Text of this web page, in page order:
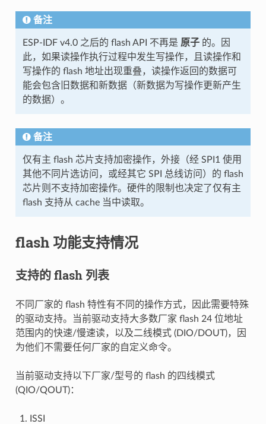
备注
ESP-IDF v4.0 之后的 flash API 不再是 原子的。因
此，如果读操作执行过程中发生写操作，且读操作和
写操作的 flash 地址出现重叠，读操作返回的数据可
能会包含旧数据和新数据（新数据为写操作更新产生
的数据）。
备注
仅有主 flash 芯片支持加密操作，外接（经 SPI1 使用
其他不同片选访问，或经其它 SPI 总线访问）的 flash
芯片则不支持加密操作。硬件的限制也决定了仅有主
flash 支持从 cache 当中读取。
flash 功能支持情况
支持的 flash 列表
不同厂家的 flash 特性有不同的操作方式，因此需要特殊
的驱动支持。当前驱动支持大多数厂家 flash 24 位地址
范围内的快速/慢速读，以及二线模式 (DIO/DOUT)，因
为他们不需要任何厂家的自定义命令。
当前驱动支持以下厂家/型号的 flash 的四线模式
(QIO/QOUT)：
ISSI